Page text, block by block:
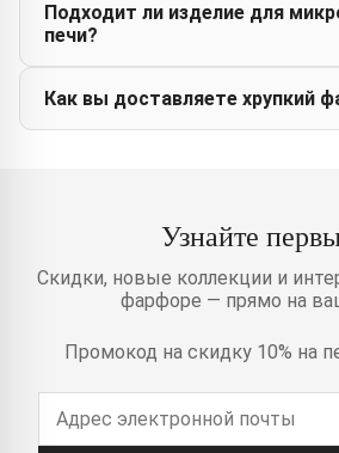
Подходит ли изделие для
печи?
Как вы доставляете хрупкий
Узнайте
Скидки, новые коллекции и
фарфоре — прямо на
Промокод на скидку 10% на